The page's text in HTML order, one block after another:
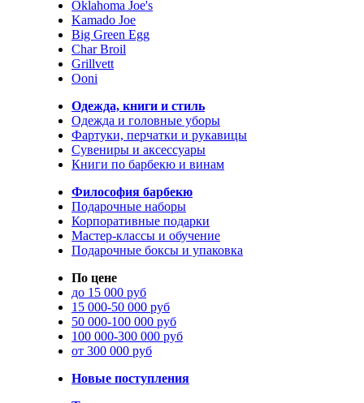
Oklahoma Joe's
Kamado Joe
Big Green Egg
Char Broil
Grillvett
Ooni
Одежда, книги и стиль
Одежда и головные уборы
Фартуки, перчатки и рукавицы
Сувениры и аксессуары
Книги по барбекю и винам
Философия барбекю
Подарочные наборы
Корпоративные подарки
Мастер-классы и обучение
Подарочные боксы и упаковка
По цене
до 15 000 руб
15 000-50 000 руб
50 000-100 000 руб
100 000-300 000 руб
от 300 000 руб
Новые поступления